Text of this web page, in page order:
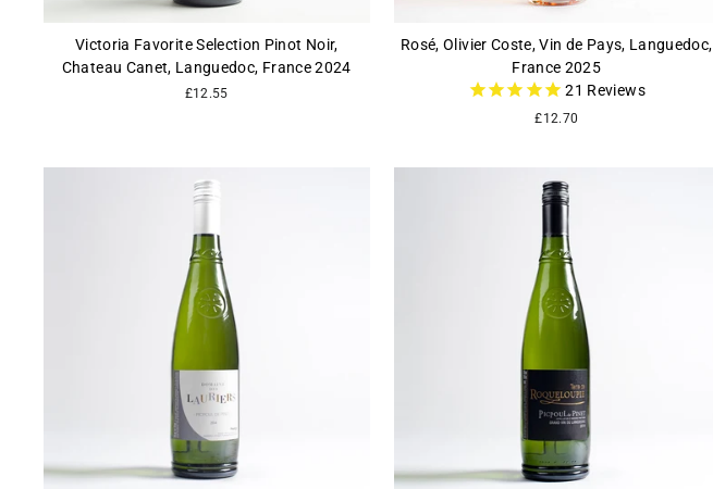
Victoria Favorite Selection Pinot Noir,
Chateau Canet, Languedoc, France 2024
£12.55
Rosé, Olivier Coste, Vin de Pays, Languedoc,
France 2025
21 Reviews
£12.70